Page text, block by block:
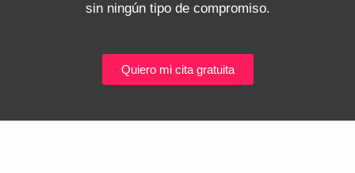
sin ningún tipo de compromiso.
Quiero mi cita gratuita